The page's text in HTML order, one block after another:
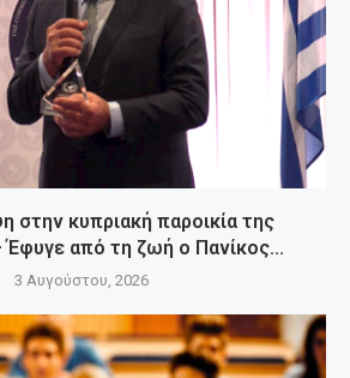
στην κυπριακή παροικία της
Έφυγε από τη ζωή ο Πανίκος...
3 Αυγούστου, 2026